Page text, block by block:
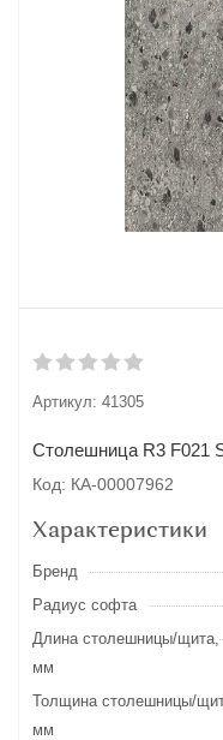
Артикул: 41305
Столешница R3 F021
Код: КА-00007962
Характеристики
Бренд
Радиус софта
Длина столешницы/щита,
мм
Толщина столешницы/
мм